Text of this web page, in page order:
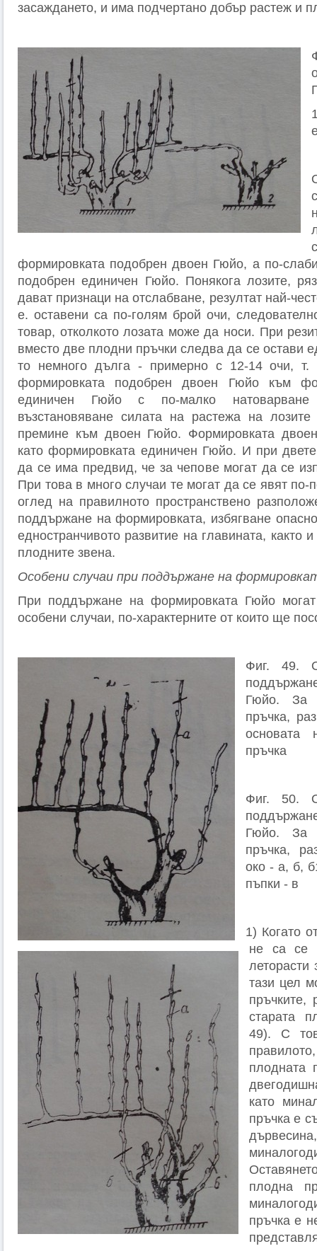
засаждането, и има подчертано добър растеж и
формировката подобрен двоен Гюйо, а по-
подобрен единичен Гюйо. Понякога лозите,
дават признаци на отслабване, резултат най-
е. оставени са по-голям брой очи,
товар, отколкото лозата може да носи. При
вместо две плодни пръчки следва да се остави
то немного дълга - примерно с 12-14 очи,
формировката подобрен двоен Гюйо към
единичен Гюйо с по-малко
възстановяване силата на растежа на
премине към двоен Гюйо. Формировката
като формировката единичен Гюйо. И при
да се има предвид, че за чепове могат да се
При това в много случаи те могат да се явят
оглед на правилното пространствено
поддържане на формировката, избягване
едностранчивото развитие на главината, както
плодните звена.
Особени случаи при поддържане на
При поддържане на формировката Гюйо
особени случаи, по-характерните от които ще
Фиг. 49.
Гюйо. За
пръчка,
основата
пръчка
Фиг. 50.
Гюйо. За
пръчка,
око - а, б,
пъпки - в
1) Когато
не са се
леторасти
тази цел
пръчките,
старата
49). С
плодната
като
пръчка е
плодна
пръчка е